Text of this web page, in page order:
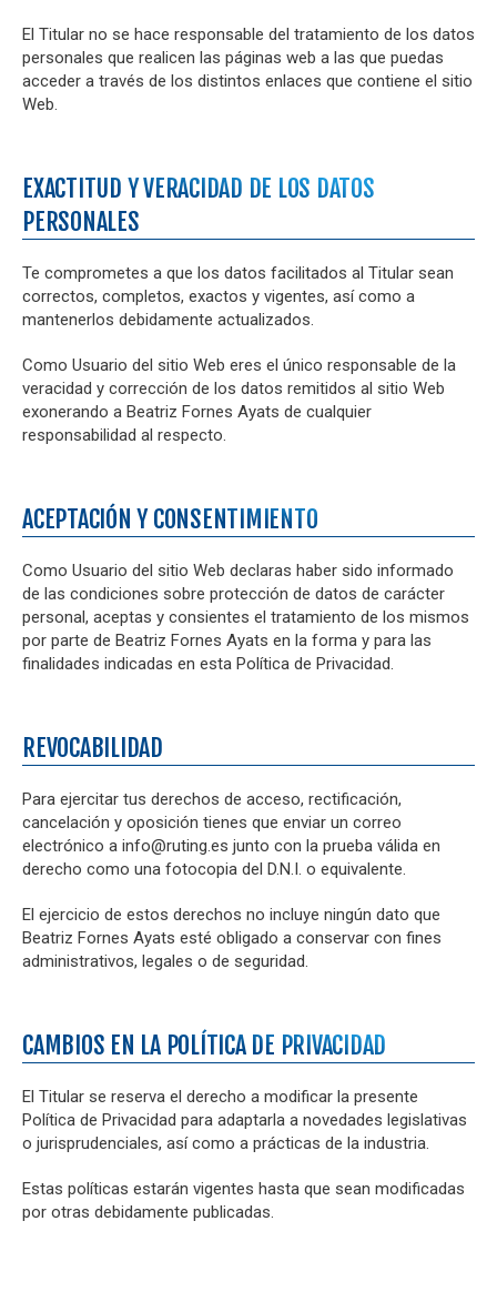
El Titular no se hace responsable del tratamiento de los datos
personales que realicen las páginas web a las que puedas
acceder a través de los distintos enlaces que contiene el sitio
Web.
EXACTITUD Y VERACIDAD DE LOS DATOS
PERSONALES
Te comprometes a que los datos facilitados al Titular sean
correctos, completos, exactos y vigentes, así como a
mantenerlos debidamente actualizados.
Como Usuario del sitio Web eres el único responsable de la
veracidad y corrección de los datos remitidos al sitio Web
exonerando a Beatriz Fornes Ayats de cualquier
responsabilidad al respecto.
ACEPTACIÓN Y CONSENTIMIENTO
Como Usuario del sitio Web declaras haber sido informado
de las condiciones sobre protección de datos de carácter
personal, aceptas y consientes el tratamiento de los mismos
por parte de Beatriz Fornes Ayats en la forma y para las
finalidades indicadas en esta Política de Privacidad.
REVOCABILIDAD
Para ejercitar tus derechos de acceso, rectificación,
cancelación y oposición tienes que enviar un correo
electrónico a info@ruting.es junto con la prueba válida en
derecho como una fotocopia del D.N.I. o equivalente.
El ejercicio de estos derechos no incluye ningún dato que
Beatriz Fornes Ayats esté obligado a conservar con fines
administrativos, legales o de seguridad.
CAMBIOS EN LA POLÍTICA DE PRIVACIDAD
El Titular se reserva el derecho a modificar la presente
Política de Privacidad para adaptarla a novedades legislativas
o jurisprudenciales, así como a prácticas de la industria.
Estas políticas estarán vigentes hasta que sean modificadas
por otras debidamente publicadas.